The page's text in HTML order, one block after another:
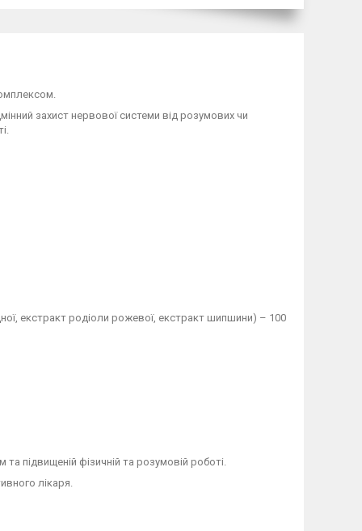
захист нервової системи від розумових чи
екстракт родіоли рожевої, екстракт шипшини) – 100
підвищеній фізичній та розумовій роботі.
лікаря.